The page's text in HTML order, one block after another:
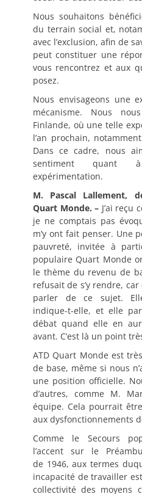
Nous souhaitons
du terrain social et,
avec l’exclusion, afin de
peut constituer une
vous rencontrez et aux
posez.
Nous envisageons une
mécanisme. Nous
Finlande, où une telle
l’an prochain,
Dans ce cadre, nous
sentiment quant
expérimentation.
M. Pascal Lallement,
Quart Monde. – J’ai reçu
je ne comptais pas
m’y ont fait penser. Une
pauvreté, invitée à
populaire Quart Monde
le thème du revenu de
refusait de s’y rendre,
parler de ce sujet.
indique-t-elle, et elle
débat quand elle en
avant. C’est là un point
ATD Quart Monde est
de base, même si nous
une position officielle.
d’autres, comme M.
équipe. Cela pourrait
aux dysfonctionnements
Comme le Secours
l’accent sur le
de 1946, aux termes
incapacité de travailler
collectivité des moyens